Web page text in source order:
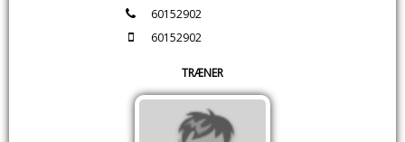
60152902
60152902
TRÆNER